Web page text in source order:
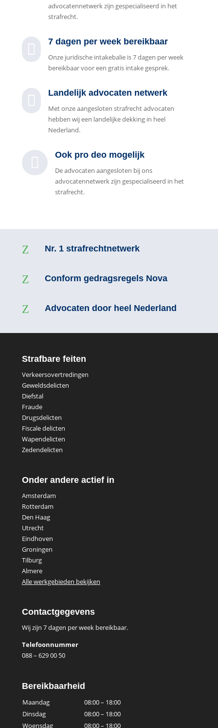
advocatennetwerk zijn gespecialiseerd in het
strafrecht.
 7 dagen per week bereikbaar
Onze juridische intakebalie is 7 dagen per week
bereikbaar voor een gratis intake gesprek.
 Landelijk advocaten netwerk
Met onze aangesloten strafrecht advocaten
hebben wij een landelijke dekking in heel
Nederland.
 Ook pro deo mogelijk
De advocaten aangesloten bij ons
advocatennetwerk zijn gespecialiseerd in het
strafrecht.
Z Nr. 1 strafrechtnetwerk
Z Conform gedragsregels Nova
Z Advocaten door heel Nederland
Strafbare feiten
Verkeersovertredingen
Geweldsdelicten
Diefstal
Fraude
Drugsdelicten
Fiscale delicten
Wapendelicten
Zedendelicten
Onder andere actief in
Amsterdam
Rotterdam
Den Haag
Utrecht
Eindhoven
Groningen
Tilburg
Almere
Alle werkgebieden bekijken
Contactgegevens
Wij zijn 7 dagen per week bereikbaar.
Telefoonnummer
088 – 629 00 50
Bereikbaarheid
Maandag
08:00 – 18:00
Dinsdag
08:00 – 18:00
Woensdag
08:00 – 18:00